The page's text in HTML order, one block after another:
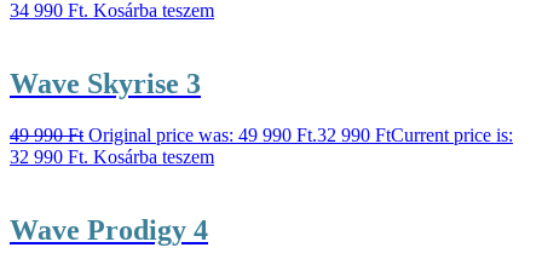
34 990 Ft. Kosárba teszem
Wave Skyrise 3
49 990Ft Original price was: 49 990 Ft.32 990 FtCurrent price is:
32 990 Ft. Kosárba teszem
Wave Prodigy 4